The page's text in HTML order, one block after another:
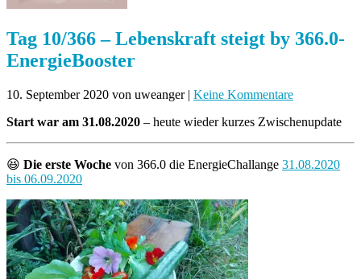
Tag 10/366 – Lebenskraft steigt by 366.0-
EnergieBooster
10. September 2020 von uweanger| Keine Kommentare
Start war am 31.08.2020 – heute wieder kurzes Zwischenupdate
😆 Die erste Woche von 366.0 die EnergieChallange 31.08.2020
bis 06.09.2020